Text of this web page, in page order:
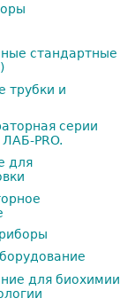
стандартные
трубки и
серии
PRO.
для
для биохимии